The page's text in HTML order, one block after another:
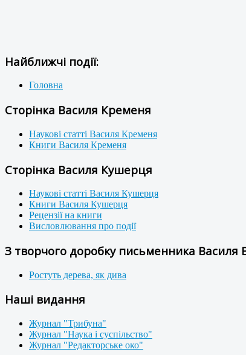
Найближчі події:
Головна
Сторінка Василя Кременя
Наукові статті Василя Кременя
Книги Василя Кременя
Сторінка Василя Кушерця
Наукові статті Василя Кушерця
Книги Василя Кушерця
Рецензії на книги
Висловлювання про події
З творчого доробку письменника Василя
Ростуть дерева, як дива
Наші видання
Журнал "Трибуна"
Журнал "Наука і суспільство"
Журнал "Редакторське око"